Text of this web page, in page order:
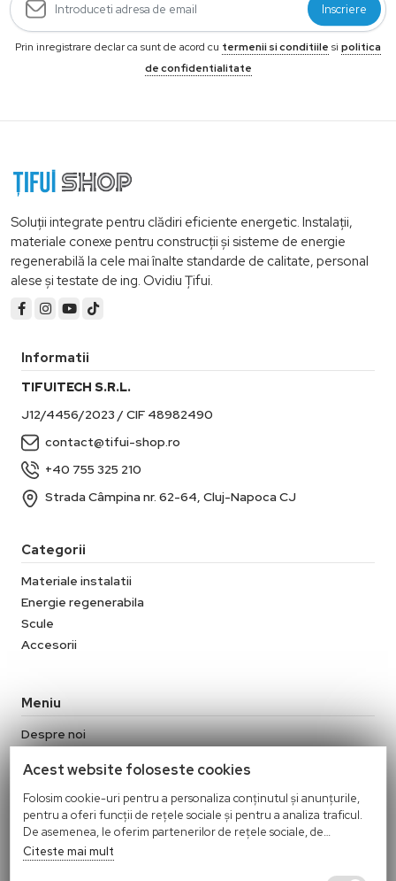
Inscriere
Prin inregistrare declar ca sunt de acord cu termenii si conditiile si politica
de confidentialitate
Soluții integrate pentru clădiri eficiente energetic. Instalații,
materiale conexe pentru construcții și sisteme de energie
regenerabilă la cele mai înalte standarde de calitate, personal
alese și testate de ing. Ovidiu Țifui.
Informatii
TIFUITECH S.R.L.
J12/4456/2023 / CIF 48982490
contact@tifui-shop.ro
+40 755 325 210
Strada Câmpina nr. 62-64, Cluj-Napoca CJ
Categorii
Materiale instalatii
Energie regenerabila
Scule
Accesorii
Meniu
Despre noi
Termeni si conditii
Politica de confidentialitate
Politica Cookies
Politica de retur
Acest website foloseste cookies
Folosim cookie-uri pentru a personaliza conținutul și anunțurile,
pentru a oferi funcții de rețele sociale și pentru a analiza traficul.
De asemenea, le oferim partenerilor de rețele sociale, de
publicitate și de analize informații cu privire la modul în care
folosiți site-ul nostru. Aceștia le pot combina cu alte informații
Citeste mai mult